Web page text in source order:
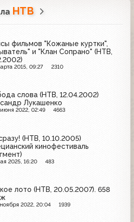
НТВ
фильмов "Кожаные куртки",
"Клан Сопрано" (НТВ,
2015, 09:27 2310
слова (НТВ, 12.04.2002)
Лукашенко
2022, 02:49 4663
(НТВ, 10.10.2005)
кинофестиваль
2025, 16:20 483
лото (НТВ, 20.05.2007). 658
2022, 20:04 1939